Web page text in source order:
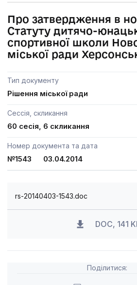
Про затвердження в
Статуту дитячо-
спортивної школи
міської ради
Тип документу
Рішення міської ради
Сессія, скликання
60 сесія, 6 скликання
Номер документа та дата
№1543 03.04.2014
rs-20140403-1543.doc
DOC, 141
Поділитися: